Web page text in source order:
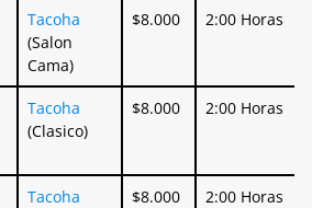
Tacoha
(Salon
Cama)
$8.000 2:00 Horas
Tacoha
(Clasico)
$8.000 2:00 Horas
Tacoha
$8.000 2:00 Horas